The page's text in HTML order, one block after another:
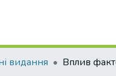
видання